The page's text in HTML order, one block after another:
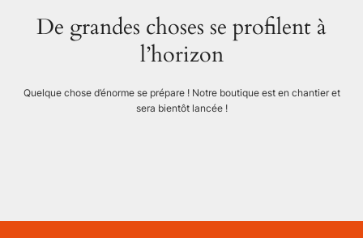
De grandes choses se profilent à
l’horizon
Quelque chose d’énorme se prépare ! Notre boutique est en chantier et
sera bientôt lancée !